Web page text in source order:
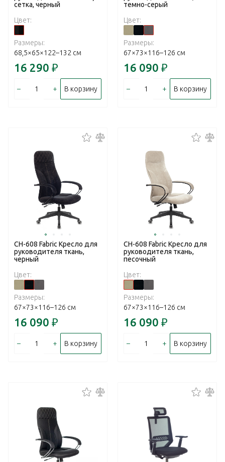
сетка, черный
Цвет:
Размеры:
68,5×65×122–132 см
16 290 ₽
– + В корзину
темно-серый
Цвет:
Размеры:
67×73×116–126 см
16 090 ₽
– + В корзину
CH-608 Fabric Кресло для
руководителя ткань,
черный
Цвет:
Размеры:
67×73×116–126 см
16 090 ₽
– + В корзину
CH-608 Fabric Кресло для
руководителя ткань,
песочный
Цвет:
Размеры:
67×73×116–126 см
16 090 ₽
– + В корзину